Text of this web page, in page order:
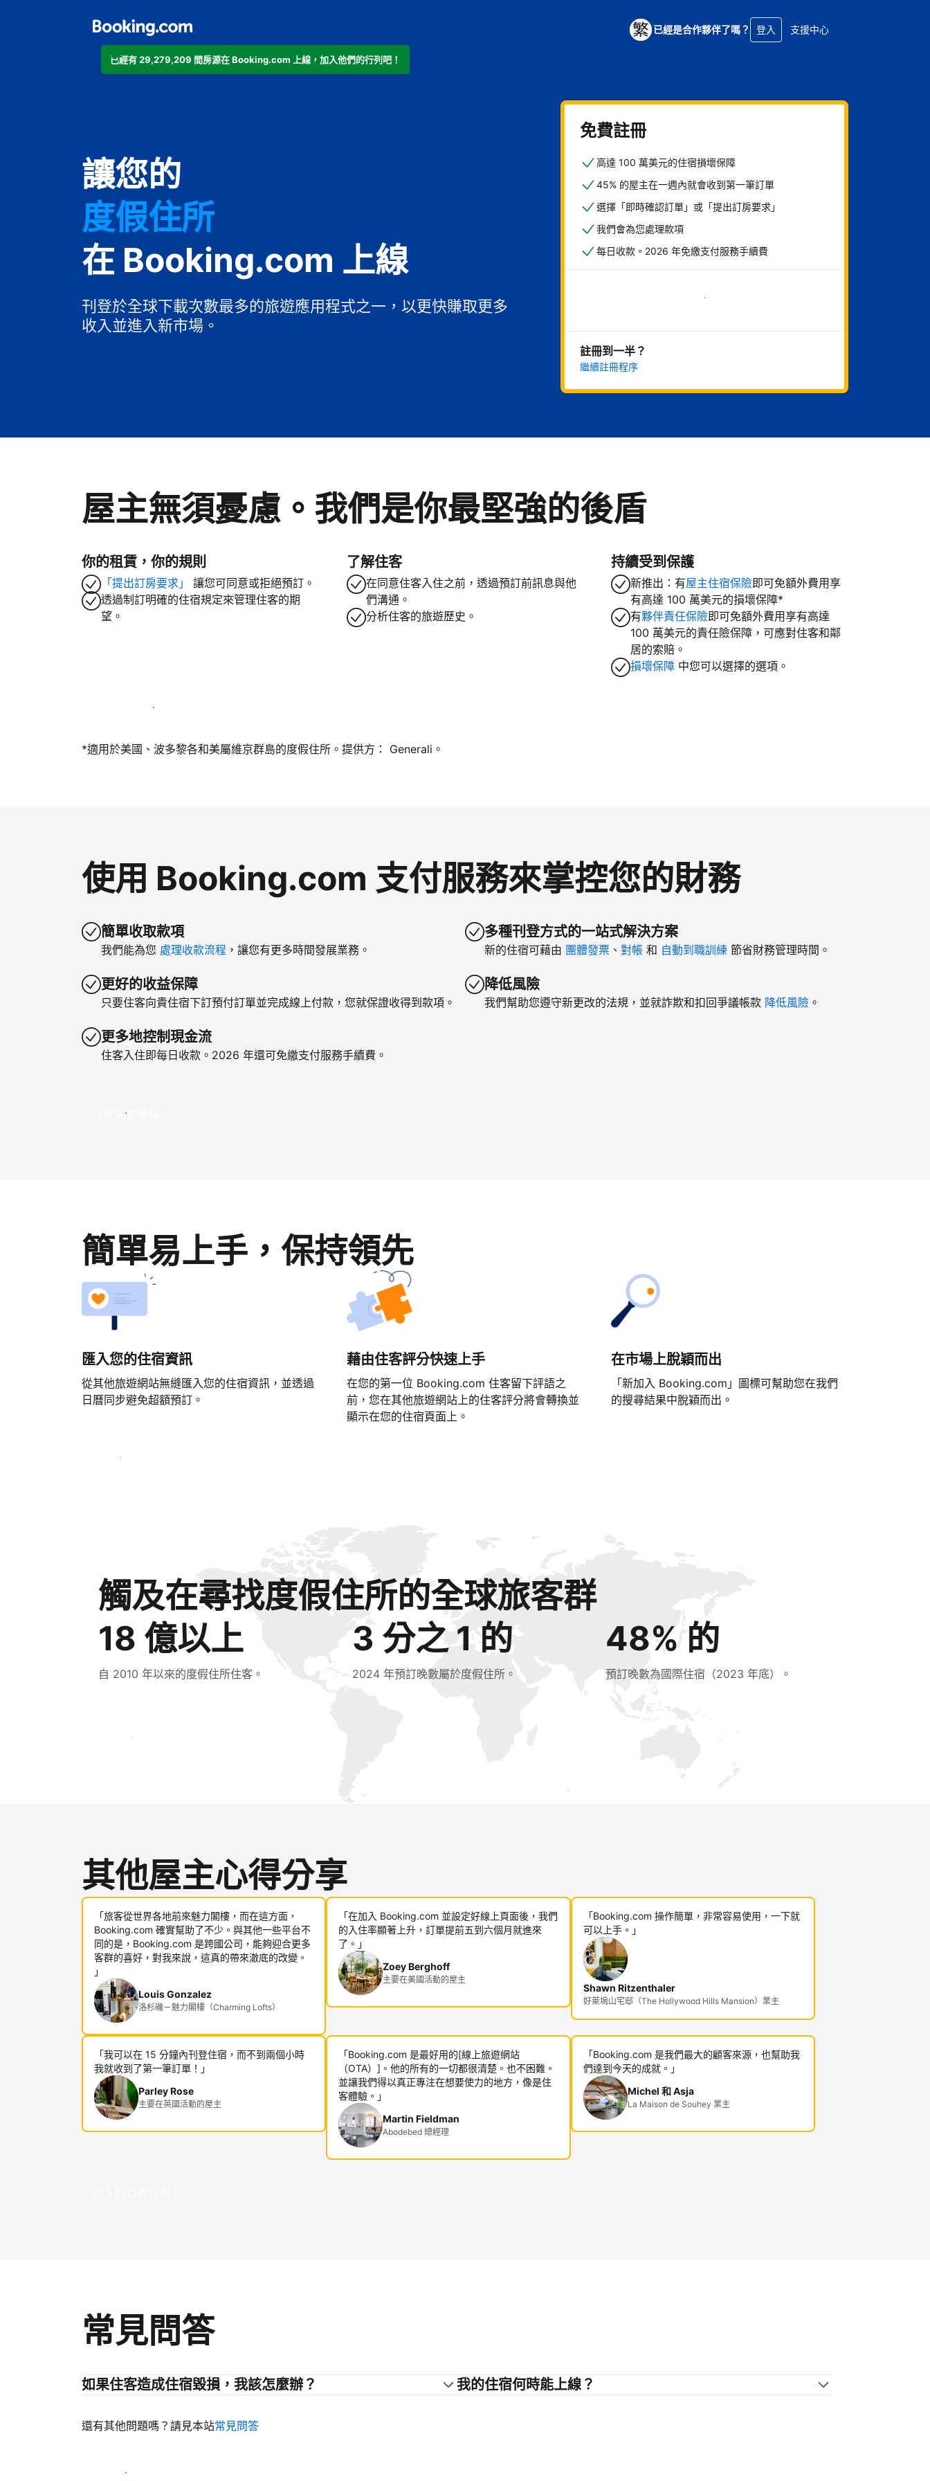
已經有 29,279,209 間房源在 Booking.com 上線，加入他們的行列吧！
已經是合作夥伴了嗎？ 登入 支援中心
讓您的
飯店
度假住所
家庭旅館
B&B
在 Booking.com 上線
刊登於全球下載次數最多的旅遊應用程式之一，以更快賺取更多
收入並進入新市場。
免費註冊
高達 100 萬美元的住宿損壞保障
45% 的屋主在一週內就會收到第一筆訂單
選擇「即時確認訂單」或「提出訂房要求」
我們會為您處理款項
每日收款。2026 年免繳支付服務手續費
現在就開始
註冊到一半？
繼續註冊程序
屋主無須憂慮。我們是你最堅強的後盾
你的租賃，你的規則
「提出訂房要求」
讓您可同意或拒絕預訂。
透過制訂明確的住宿規定來管理住客的期
望。
了解住客
在同意住客入住之前，透過預訂前訊息與他
們溝通。
分析住客的旅遊歷史。
持續受到保護
新推出：有屋主住宿保險即可免額外費用享
有高達 100 萬美元的損壞保障*
有夥伴責任保險即可免額外費用享有高達
100 萬美元的責任險保障，可應對住客和鄰
居的索賠。
損壞保障 中您可以選擇的選項。
今天就和我們一起當屋主
*適用於美國、波多黎各和美屬維京群島的度假住所。提供方： Generali。
使用 Booking.com 支付服務來掌控您的財務
簡單收取款項
我們能為您 處理收款流程 ，讓您有更多時間發展業務。
更好的收益保障
只要住客向貴住宿下訂預付訂單並完成線上付款，您就保證收得到款項。
更多地控制現金流
住客入住即每日收款。2026 年還可免繳支付服務手續費。
多種刊登方式的一站式解決方案
新的住宿可藉由 團體發票 、 對帳 和 自動到職訓練 節省財務管理時間。
降低風險
我們幫助您遵守新更改的法規，並就詐欺和扣回爭議帳款 降低風險 。
立即開始賺錢
簡單易上手，保持領先
匯入您的住宿資訊
從其他旅遊網站無縫匯入您的住宿資訊，並透過
日曆同步避免超額預訂。
藉由住客評分快速上手
在您的第一位 Booking.com 住客留下評語之
前，您在其他旅遊網站上的住客評分將會轉換並
顯示在您的住宿頁面上。
在市場上脫穎而出
「新加入 Booking.com」圖標可幫助您在我們
的搜尋結果中脫穎而出。
立即開始吧
觸及在尋找度假住所的全球旅客群
18 億以上
自 2010 年以來的度假住所住客。
3 分之 1 的
2024 年預訂晚數屬於度假住所。
48% 的
預訂晚數為國際住宿（2023 年底）。
立即接觸新住客
其他屋主心得分享
「旅客從世界各地前來魅力閣樓，而在這方面，
Booking.com 確實幫助了不少。與其他一些平台不
同的是，Booking.com 是跨國公司，能夠迎合更多
客群的喜好，對我來說，這真的帶來澈底的改變。
」
Louis Gonzalez
洛杉磯－魅力閣樓（Charming Lofts）
「在加入 Booking.com 並設定好線上頁面後，我們
的入住率顯著上升，訂單提前五到六個月就進來
了。」
Zoey Berghoff
主要在美國活動的屋主
「Booking.com 操作簡單，非常容易使用，一下就
可以上手。」
Shawn Ritzenthaler
好萊塢山宅邸（The Hollywood Hills Mansion）業主
「我可以在 15 分鐘內刊登住宿，而不到兩個小時
我就收到了第一筆訂單！」
Parley Rose
主要在英國活動的屋主
「Booking.com 是最好用的[線上旅遊網站
（OTA）]。他的所有的一切都很清楚。也不困難。
並讓我們得以真正專注在想要使力的地方，像是住
客體驗。」
Martin Fieldman
Abodebed 總經理
「Booking.com 是我們最大的顧客來源，也幫助我
們達到今天的成就。」
Michel 和 Asja
La Maison de Souhey 業主
加入同業的行列
常見問答
如果住客造成住宿毀損，我該怎麼辦？ 我的住宿何時能上線？
還有其他問題嗎？請見本站常見問答
開始迎接住客